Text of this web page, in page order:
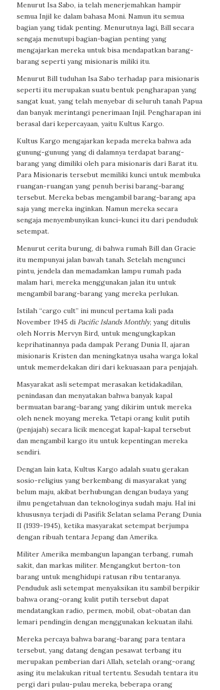
Menurut Isa Sabo, ia telah menerjemahkan hampir
semua Injil ke dalam bahasa Moni. Namun itu semua
bagian yang tidak penting. Menurutnya lagi, Bill secara
sengaja menutupi bagian-bagian penting yang
mengajarkan mereka untuk bisa mendapatkan barang-
barang seperti yang misionaris miliki itu.
Menurut Bill tuduhan Isa Sabo terhadap para misionaris
seperti itu merupakan suatu bentuk pengharapan yang
sangat kuat, yang telah menyebar di seluruh tanah Papua
dan banyak merintangi penerimaan Injil. Pengharapan ini
berasal dari kepercayaan, yaitu Kultus Kargo.
Kultus Kargo mengajarkan kepada mereka bahwa ada
gunung-gunung yang di dalamnya terdapat barang-
barang yang dimiliki oleh para misionaris dari Barat itu.
Para Misionaris tersebut memiliki kunci untuk membuka
ruangan-ruangan yang penuh berisi barang-barang
tersebut. Mereka bebas mengambil barang-barang apa
saja yang mereka inginkan. Namun mereka secara
sengaja menyembunyikan kunci-kunci itu dari penduduk
setempat.
Menurut cerita burung, di bahwa rumah Bill dan Gracie
itu mempunyai jalan bawah tanah. Setelah mengunci
pintu, jendela dan memadamkan lampu rumah pada
malam hari, mereka menggunakan jalan itu untuk
mengambil barang-barang yang mereka perlukan.
Istilah “cargo cult” ini muncul pertama kali pada
November 1945 di Pacific Islands Monthly, yang ditulis
oleh Norris Mervyn Bird, untuk mengungkapkan
keprihatinannya pada dampak Perang Dunia II, ajaran
misionaris Kristen dan meningkatnya usaha warga lokal
untuk memerdekakan diri dari kekuasaan para penjajah.
Masyarakat asli setempat merasakan ketidakadilan,
penindasan dan menyatakan bahwa banyak kapal
bermuatan barang-barang yang dikirim untuk mereka
oleh nenek moyang mereka. Tetapi orang kulit putih
(penjajah) secara licik mencegat kapal-kapal tersebut
dan mengambil kargo itu untuk kepentingan mereka
sendiri.
Dengan lain kata, Kultus Kargo adalah suatu gerakan
sosio-religius yang berkembang di masyarakat yang
belum maju, akibat berhubungan dengan budaya yang
ilmu pengetahuan dan teknologinya sudah maju. Hal ini
khususnya terjadi di Pasifik Selatan selama Perang Dunia
II (1939-1945), ketika masyarakat setempat berjumpa
dengan ribuah tentara Jepang dan Amerika.
Militer Amerika membangun lapangan terbang, rumah
sakit, dan markas militer. Mengangkut berton-ton
barang untuk menghidupi ratusan ribu tentaranya.
Penduduk asli setempat menyaksikan itu sambil berpikir
bahwa orang-orang kulit putih tersebut dapat
mendatangkan radio, permen, mobil, obat-obatan dan
lemari pendingin dengan menggunakan kekuatan ilahi.
Mereka percaya bahwa barang-barang para tentara
tersebut, yang datang dengan pesawat terbang itu
merupakan pemberian dari Allah, setelah orang-orang
asing itu melakukan ritual tertentu. Sesudah tentara itu
pergi dari pulau-pulau mereka, beberapa orang